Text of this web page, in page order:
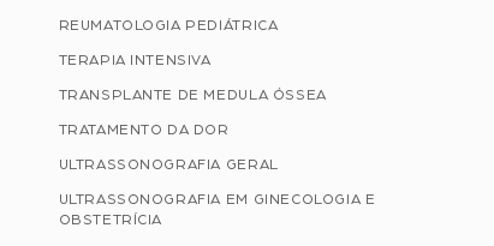
REUMATOLOGIA PEDIÁTRICA
TERAPIA INTENSIVA
TRANSPLANTE DE MEDULA ÓSSEA
TRATAMENTO DA DOR
ULTRASSONOGRAFIA GERAL
ULTRASSONOGRAFIA EM GINECOLOGIA E
OBSTETRÍCIA